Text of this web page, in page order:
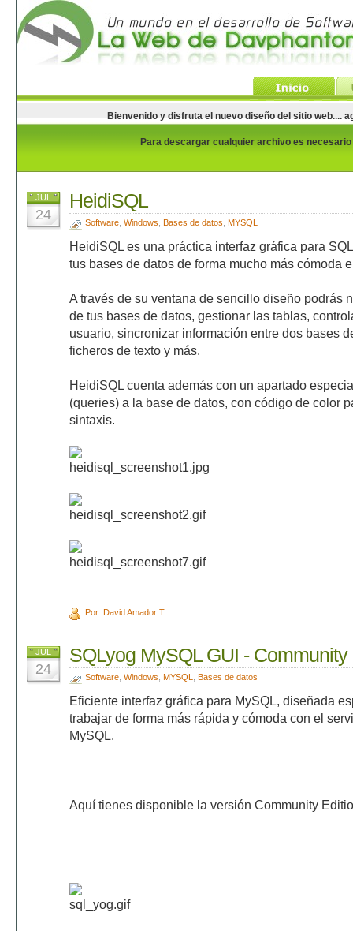
Bienvenido y disfruta el nuevo diseño del sitio web....
Para descargar cualquier archivo es
JUL
24
HeidiSQL
Software, Windows Bases de datos MYSQL
HeidiSQL es una práctica interfaz gráfica para
tus bases de datos de forma mucho más cómoda
A través de su ventana de sencillo diseño podrás
de tus bases de datos, gestionar las tablas,
usuario, sincronizar información entre dos bases
ficheros de texto y más.
HeidiSQL cuenta además con un apartado
(queries) a la base de datos, con código de color
sintaxis.
Por: David Amador T
JUL
24
SQLyog MySQL GUI - Community
Software, Windows MYSQL Bases de datos
Eficiente interfaz gráfica para MySQL, diseñada
trabajar de forma más rápida y cómoda con el
MySQL.
Aquí tienes disponible la versión Community